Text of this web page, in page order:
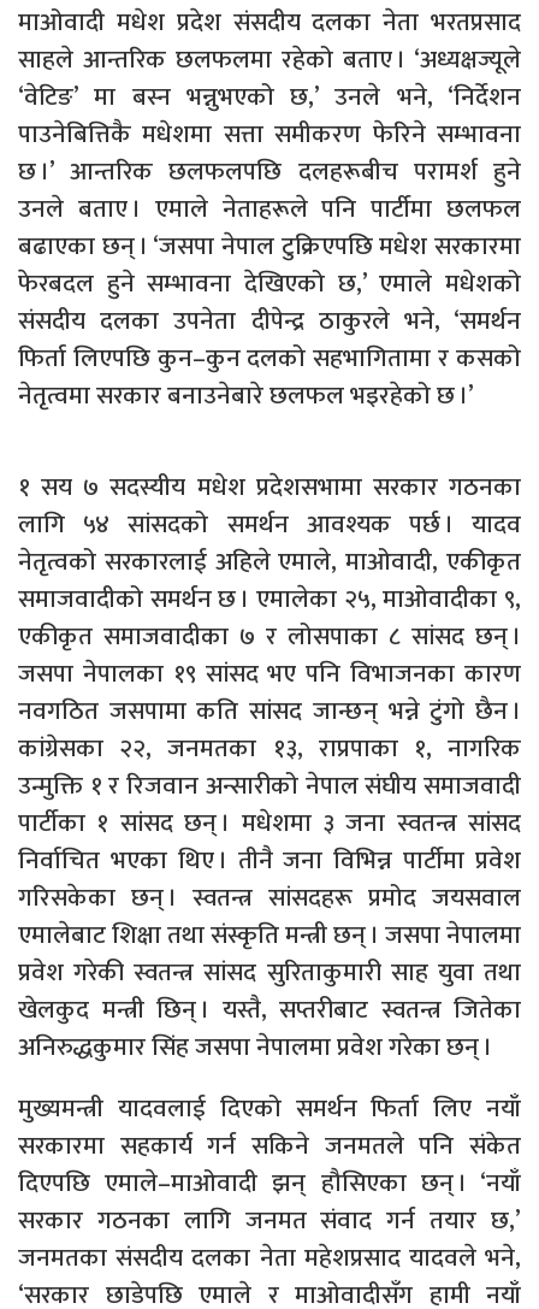
माओवादी मधेश प्रदेश संसदीय दलका नेता भरतप्रसाद
साहले आन्तरिक छलफलमा रहेको बताए । ‘अध्यक्षज्यूले
‘वेटिङ’ मा बस्न भन्नुभएको छ,’ उनले भने, ‘निर्देशन
पाउनेबित्तिकै मधेशमा सत्ता समीकरण फेरिने सम्भावना
छ ।’ आन्तरिक छलफलपछि दलहरूबीच परामर्श हुने
उनले बताए । एमाले नेताहरूले पनि पार्टीमा छलफल
बढाएका छन् । ‘जसपा नेपाल टुक्रिएपछि मधेश सरकारमा
फेरबदल हुने सम्भावना देखिएको छ,’ एमाले मधेशको
संसदीय दलका उपनेता दीपेन्द्र ठाकुरले भने, ‘समर्थन
फिर्ता लिएपछि कुन–कुन दलको सहभागितामा र कसको
नेतृत्वमा सरकार बनाउनेबारे छलफल भइरहेको छ ।’
१ सय ७ सदस्यीय मधेश प्रदेशसभामा सरकार गठनका
लागि ५४ सांसदको समर्थन आवश्यक पर्छ । यादव
नेतृत्वको सरकारलाई अहिले एमाले, माओवादी, एकीकृत
समाजवादीको समर्थन छ । एमालेका २५, माओवादीका ९,
एकीकृत समाजवादीका ७ र लोसपाका ८ सांसद छन् ।
जसपा नेपालका १९ सांसद भए पनि विभाजनका कारण
नवगठित जसपामा कति सांसद जान्छन् भन्ने टुंगो छैन ।
कांग्रेसका २२, जनमतका १३, राप्रपाका १, नागरिक
उन्मुक्ति १ र रिजवान अन्सारीको नेपाल संघीय समाजवादी
पार्टीका १ सांसद छन् । मधेशमा ३ जना स्वतन्त्र सांसद
निर्वाचित भएका थिए । तीनै जना विभिन्न पार्टीमा प्रवेश
गरिसकेका छन् । स्वतन्त्र सांसदहरू प्रमोद जयसवाल
एमालेबाट शिक्षा तथा संस्कृति मन्त्री छन् । जसपा नेपालमा
प्रवेश गरेकी स्वतन्त्र सांसद सुरिताकुमारी साह युवा तथा
खेलकुद मन्त्री छिन् । यस्तै, सप्तरीबाट स्वतन्त्र जितेका
अनिरुद्धकुमार सिंह जसपा नेपालमा प्रवेश गरेका छन् ।
मुख्यमन्त्री यादवलाई दिएको समर्थन फिर्ता लिए नयाँ
सरकारमा सहकार्य गर्न सकिने जनमतले पनि संकेत
दिएपछि एमाले–माओवादी झन् हौसिएका छन् । ‘नयाँ
सरकार गठनका लागि जनमत संवाद गर्न तयार छ,’
जनमतका संसदीय दलका नेता महेशप्रसाद यादवले भने,
‘सरकार छाडेपछि एमाले र माओवादीसँग हामी नयाँ